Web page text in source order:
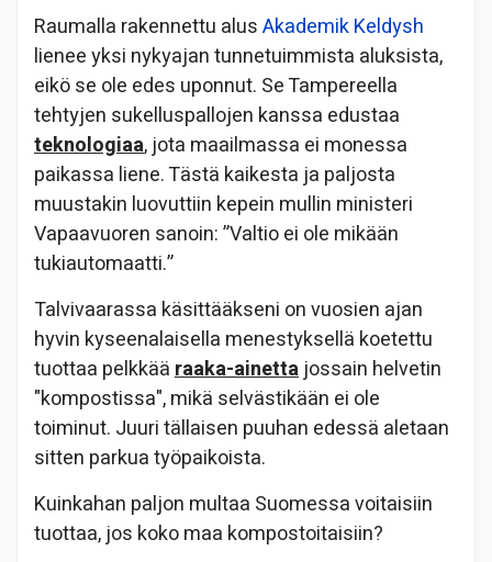
Raumalla rakennettu alusAkademik Keldysh
lienee yksi nykyajan tunnetuimmista aluksista,
eikö se ole edes uponnut. Se Tampereella
tehtyjen sukelluspallojen kanssa edustaa
teknologiaa, jota maailmassa ei monessa
paikassa liene. Tästä kaikesta ja paljosta
muustakin luovuttiin kepein mullin ministeri
Vapaavuoren sanoin: ”Valtio ei ole mikään
tukiautomaatti.”
Talvivaarassa käsittääkseni on vuosien ajan
hyvin kyseenalaisella menestyksellä koetettu
tuottaa pelkkääraaka-ainetta jossain helvetin
"kompostissa", mikä selvästikään ei ole
toiminut. Juuri tällaisen puuhan edessä aletaan
sitten parkua työpaikoista.
Kuinkahan paljon multaa Suomessa voitaisiin
tuottaa, jos koko maa kompostoitaisiin?